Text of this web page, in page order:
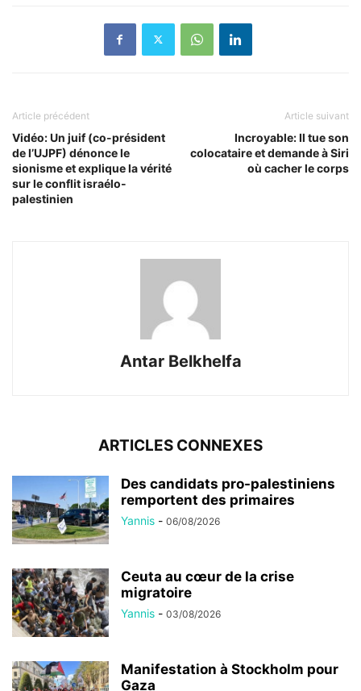
Article précédent
Vidéo: Un juif (co-président
de l’UJPF) dénonce le
sionisme et explique la vérité
sur le conflit israélo-
palestinien
Article suivant
Incroyable: Il tue son
colocataire et demande à Siri
où cacher le corps
Antar Belkhelfa
ARTICLES CONNEXES
Des candidats pro-palestiniens
remportent des primaires
Yannis - 06/08/2026
Ceuta au cœur de la crise
migratoire
Yannis - 03/08/2026
Manifestation à Stockholm pour
Gaza